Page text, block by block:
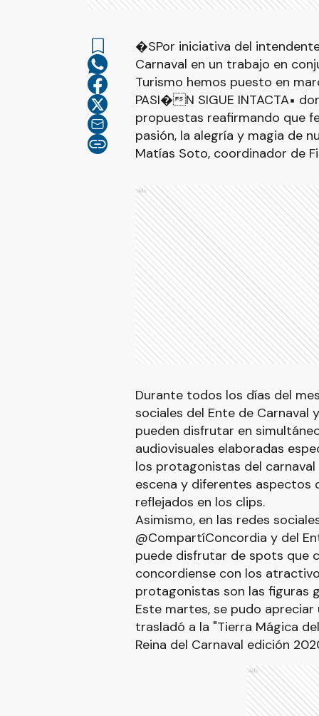
�SPor iniciativa del
Carnaval en un trabajo en
Turismo hemos puesto en
PASI�N SIGUE INTACTA⬝
propuestas reafirmando que
pasión, la alegría y magia de
Matías Soto, coordinador de
Ads
Durante todos los días del
sociales del Ente de Carnaval
pueden disfrutar en
audiovisuales elaboradas
los protagonistas del
escena y diferentes aspectos
reflejados en los clips.
Asimismo, en las redes
@CompartíConcordia y del
puede disfrutar de spots que
concordiense con los
protagonistas son las figuras
Este martes, se pudo
trasladó a la "Tierra Mágica
Reina del Carnaval edición
Ads